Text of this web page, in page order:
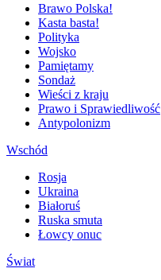
Brawo Polska!
Kasta basta!
Polityka
Wojsko
Pamiętamy
Sondaż
Wieści z kraju
Prawo i Sprawiedliwość
Antypolonizm
Wschód
Rosja
Ukraina
Białoruś
Ruska smuta
Łowcy onuc
Świat